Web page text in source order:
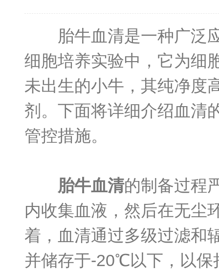
胎牛血清是一种广泛应
细胞培养实验中，它为细
未出生的小牛，其纯净度
剂。下面将详细介绍血清
管控措施。
胎牛血清的制备过程
内收集血液，然后在无尘
着，血清通过多级过滤和
并储存于-20℃以下，以保